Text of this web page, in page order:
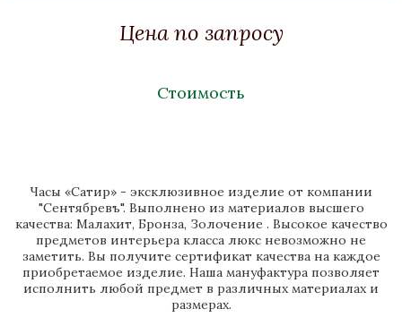
Цена по запросу
Стоимость
Часы «Сатир» - эксклюзивное изделие от компании
"Сентябревъ". Выполнено из материалов высшего
качества: Малахит, Бронза, Золочение . Высокое качество
предметов интерьера класса люкс невозможно не
заметить. Вы получите сертификат качества на каждое
приобретаемое изделие. Наша мануфактура позволяет
исполнить любой предмет в различных материалах и
размерах.